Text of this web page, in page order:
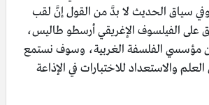
سياق الحديث لا بدَّ من القول إنَّ لقب
على الفيلسوف الإغريقي أرسطو طاليس،
مؤسسي الفلسفة الغربية، وسوف نستمع
والاستعداد للاختبارات في الإذاعة